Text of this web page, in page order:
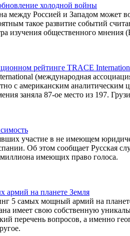
холодной войны
между Россией и Западом может
такое развитие событий
изучения общественного
рейтинге TRACE
(международная
с американским аналитическим
заняла 87-ое место из 197.
участие в не имеющем
Об этом сообщает Русская
миллиона имеющих право голоса.
армий на планете Земля
5 самых мощный армий на
имеет свою собственную
перечень вопросов, а именно